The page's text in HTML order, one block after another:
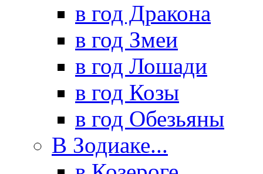
в год Дракона
в год Змеи
в год Лошади
в год Козы
в год Обезьяны
В Зодиаке...